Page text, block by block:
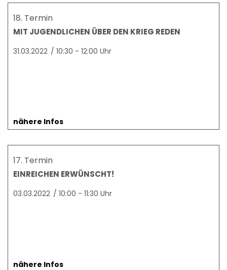
18. Termin
MIT JUGENDLICHEN ÜBER DEN KRIEG REDEN
31.03.2022 / 10:30 - 12:00 Uhr
nähere Infos
17. Termin
EINREICHEN ERWÜNSCHT!
03.03.2022 / 10:00 - 11:30 Uhr
nähere Infos